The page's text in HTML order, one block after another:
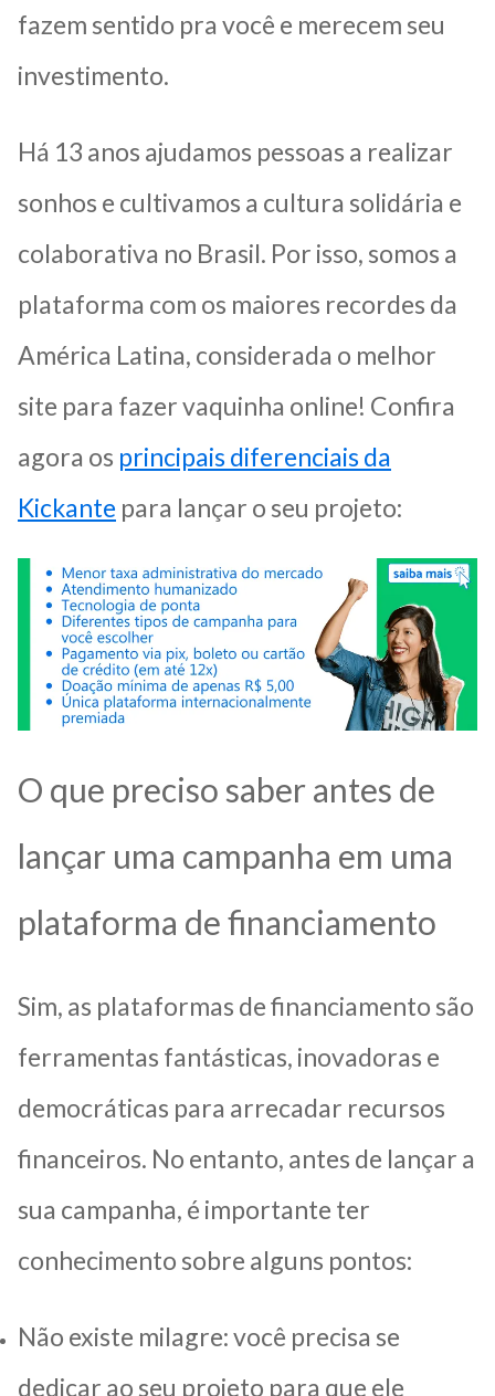
fazem sentido pra você e merecem seu
investimento.
Há 13 anos ajudamos pessoas a realizar
sonhos e cultivamos a cultura solidária e
colaborativa no Brasil. Por isso, somos a
plataforma com os maiores recordes da
América Latina, considerada o melhor
site para fazer vaquinha online! Confira
agora os principais diferenciais da
Kickante para lançar o seu projeto:
O que preciso saber antes de
lançar uma campanha em uma
plataforma de financiamento
Sim, as plataformas de financiamento são
ferramentas fantásticas, inovadoras e
democráticas para arrecadar recursos
financeiros. No entanto, antes de lançar a
sua campanha, é importante ter
conhecimento sobre alguns pontos:
Não existe milagre: você precisa se
dedicar ao seu projeto para que ele